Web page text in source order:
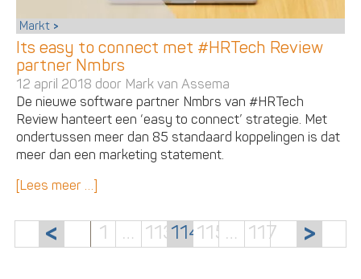
Markt
Its easy to connect met #HRTech Review
partner Nmbrs
12 april 2018 door Mark van Assema
De nieuwe software partner Nmbrs van #HRTech
Review hanteert een ‘easy to connect’ strategie. Met
ondertussen meer dan 85 standaard koppelingen is dat
meer dan een marketing statement.
[Lees meer …]
1 … 113114115 … 117